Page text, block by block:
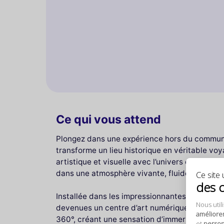
Ce site
des
Nous
Ce qui vous attend
Plongez dans une expérience hors du
transforme un lieu historique en véritable
artistique et visuelle avec l’univers
dans une atmosphère vivante, fluide et
Installée dans les impressionnantes
devenues un centre d’art numérique. Les
360°, créant une sensation d’immersion